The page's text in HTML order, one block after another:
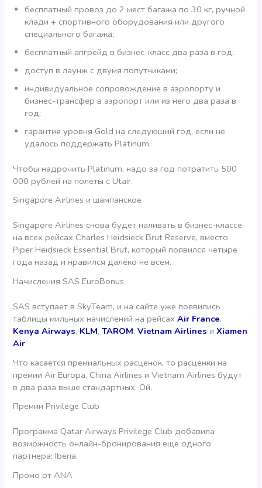
бесплатный провоз до 2 мест багажа по 30 кг, ручной
клади + спортивного оборудования или другого
специального багажа;
бесплатный апгрейд в бизнес-класс два раза в год;
доступ в лаунж с двумя попутчиками;
индивидуальное сопровождение в аэропорту и
бизнес-трансфер в аэропорт или из него два раза в
год;
гарантия уровня Gold на следующий год, если не
удалось поддержать Platinum.
Чтобы надрочить Platinum, надо за год потратить 500
000 рублей на полеты с Utair.
Singapore Airlines и шампанское
Singapore Airlines снова будет наливать в бизнес-классе
на всех рейсах Charles Heidsieck Brut Reserve, вместо
Piper Heidsieck Essential Brut, который появился четыре
года назад и нравился далеко не всем.
Начисления SAS EuroBonus
SAS вступает в SkyTeam, и на сайте уже появились
таблицы мильных начислений на рейсахAir France,
Kenya Airways, KLM,TAROM,Vietnam Airlines иXiamen
Air.
Что касается премиальных расценок, то расценки на
премии Air Europa, China Airlines и Vietnam Airlines будут
в два раза выше стандартных. Ой.
Премии Privilege Club
Программа Qatar Airways Privilege Club добавила
возможность онлайн-бронирования еще одного
партнера: Iberia.
Промо от ANA